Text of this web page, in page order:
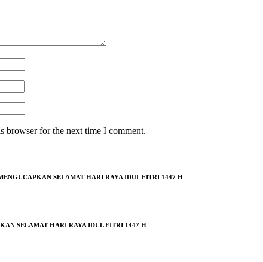
browser for the next time I comment.
SELAMAT HARI RAYA IDUL FITRI 1447 H
SELAMAT HARI RAYA IDUL FITRI 1447 H